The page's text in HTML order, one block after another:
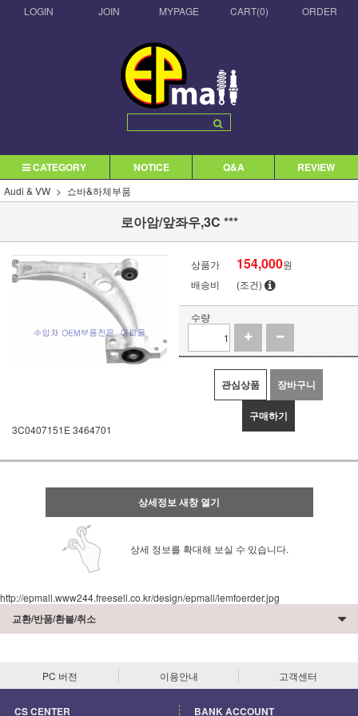
LOGIN JOIN MYPAGE CART(0) ORDER
CATEGORY NOTICE Q&A REVIEW
Audi & VW 쇼바&하체부품
로아암/앞좌우,3C ***
3C0407151E 3464701
상품가 154,000원
배송비
(조건)
수량
관심상품 장바구니
구매하기
상세정보 새창 열기
상세 정보를 확대해 보실 수 있습니다.
http://epmall.www244.freesell.co.kr/design/epmall/lemfoerder.jpg
교환/반품/환불/취소
PC 버전 이용안내 고객센터
CS CENTER BANK ACCOUNT